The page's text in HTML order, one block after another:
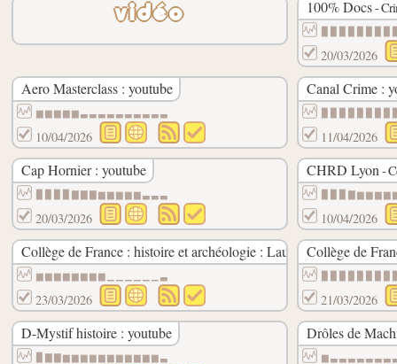
vidéo 100% Docs-
20/03/2026
Aero Masterclass : youtube
▆▆▆▆▆▃▃▃▃▃▃▃▃▃▃
10/04/2026
Canal Crime :
11/04/2026
Cap Hornier : youtube
▉▉▉▉▇▇▇▆▆▆▆▆▃▃▃
20/03/2026
CHRD Lyon -
10/04/2026
Collège de France : histoire et archéologie : Laurent Coulon :
▆▆▆▆▆▆▆▆▁▁▁▁▁▁▃
23/03/2026
Collège de
21/03/2026
D-Mystif histoire : youtube
▉▇▇▆▆▆▆▆▆▆▆▆▆▆▃
Drôles de